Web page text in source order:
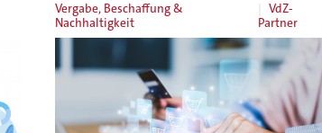
Vergabe, Beschaffung &
Nachhaltigkeit
VdZ-
Partner